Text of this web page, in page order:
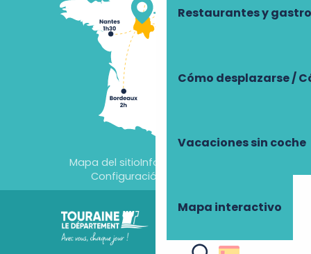
Restaurantes y
Cómo desplazarse /
Vacaciones sin coche
Mapa interactivo
Mapa del sitioInformación jurídica
Configuración de cookies